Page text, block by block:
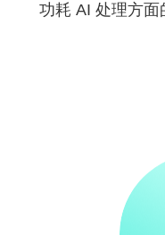
功耗 AI 处理方面